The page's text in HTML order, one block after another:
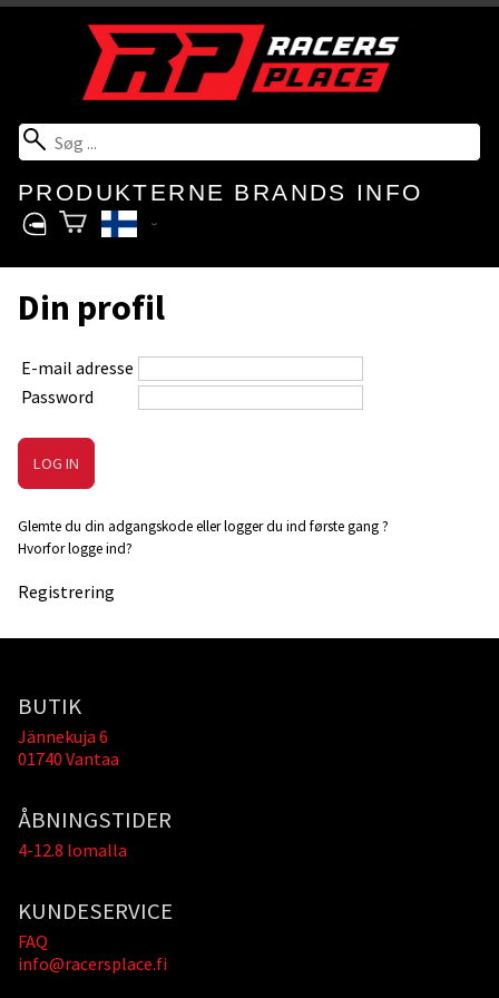
PRODUKTERNE BRANDS INFO
Din profil
E-mail adresse
Password
Glemte du din adgangskode eller logger du ind første gang ?
Hvorfor logge ind?
Registrering
BUTIK
Jännekuja 6
01740 Vantaa
ÅBNINGSTIDER
4-12.8 lomalla
KUNDESERVICE
FAQ
info@racersplace.fi